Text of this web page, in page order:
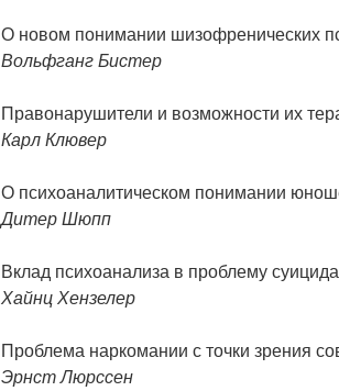
О новом понимании шизофренических
Вольфганг Бистер
Правонарушители и возможности их
Карл Клювер
О психоаналитическом понимании
Дитер Шюпп
Вклад психоанализа в проблему суицида
Хайнц Хензелер
Проблема наркомании с точки зрения
Эрнст Люрссен